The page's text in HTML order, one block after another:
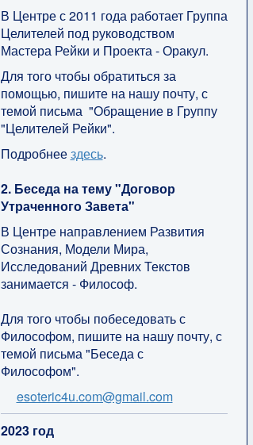
В Центре с 2011 года работает Группа
Целителей под руководством
Мастера Рейки и Проекта - Оракул.
Для того чтобы обратиться за
помощью, пишите на нашу почту, с
темой письма "Обращение в Группу
"Целителей Рейки".
Подробнеездесь.
2. Беседа на тему "Договор
Утраченного Завета"
В Центре направлением Развития
Сознания, Модели Мира,
Исследований Древних Текстов
занимается - Философ.
Для того чтобы побеседовать с
Философом, пишите на нашу почту, с
темой письма "Беседа с
Философом".
esoteric4u.com@gmail.com
2023 год